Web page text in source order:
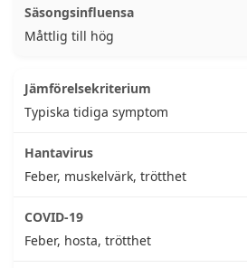
Måttlig till hög
Typiska tidiga symptom
Feber, muskelvärk, trötthet
Feber, hosta, trötthet